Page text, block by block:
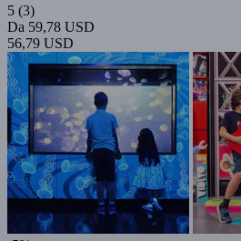
5 (3)
Da 59,78 USD
56,79 USD